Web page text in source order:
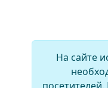
На сайте